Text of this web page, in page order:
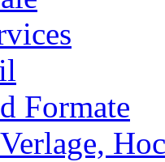
Formate